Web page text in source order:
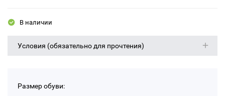
В наличии
Условия (обязательно для прочтения)
Размер обуви: